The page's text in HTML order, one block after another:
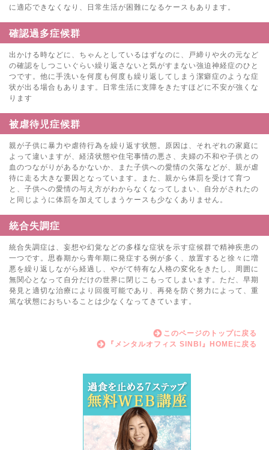
に適応できなくなり、日常生活が困難になるケースもあります。
確認過多症候群
出かける時などに、ちゃんとしているはずなのに、戸締りや火の元など
の確認をしつこいぐらい繰り返さないと気がすまない強迫神経症のひと
つです。他に手洗いを何度も何度も繰り返してしまう潔癖症のような症
状が出る場合もあります。日常生活に支障をきたすほどに不安が強くな
ります
被虐待児症候群
親が子供に暴力や虐待行為を繰り返す状態。原因は、それぞれの家庭に
よって違いますが、経済状態や住宅事情の悪さ、夫婦の不和や子供との
血のつながりがあるかないか、また子供への愛情の欠落などが、親が虐
待に走る大きな要因となっています。また、親から体罰を受けて育つ
と、子供への愛情の与え方がわからなくなってしまい、自分がされたの
と同じように体罰を加えてしまうケースも少なくありません。
統合失調症
統合失調症は、妄想や幻覚などの多様な症状を示す症候群で精神疾患の
一つです。思春期から青年期に発症する例が多く、放置すると徐々に増
悪を繰り返しながら経過し、やがて特有な人格の変化をきたし、周囲に
無関心となって自分だけの世界に閉じこもってしまいます。ただ、早期
発見と適切な治療により回復可能であり、再発を防ぐ努力によって、重
篤な状態におちいることは少なくなってきています。
このページのトップに戻る
『メンタルオフィス SINBI』HOMEに戻る